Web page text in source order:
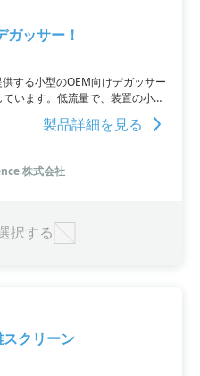
ッサー！
する小型のOEM向けデガッサー
います。低流量で、装置の小型
系溶媒にも対応しています。製
ください。製品詳細を見る
株式会社
択する
クリーン